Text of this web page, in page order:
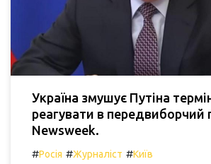
Україна змушує Путіна
реагувати в передвиборчий
Newsweek.
#Росія #Журналіст #Київ